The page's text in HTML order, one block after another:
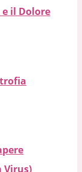
e il Dolore
Virus)